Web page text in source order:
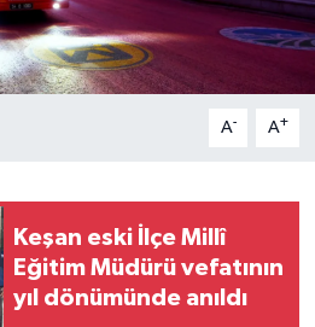
A- A+
Keşan eski İlçe Millî
Eğitim Müdürü vefatının
yıl dönümünde anıldı